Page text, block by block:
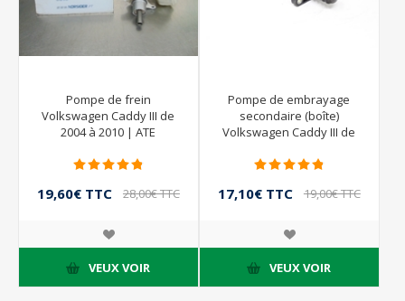
Pompe de frein
Volkswagen Caddy III de
2004 à 2010 | ATE
19,60€ TTC 28,00€ TTC
VEUX VOIR
Pompe de embrayage
secondaire (boîte)
Volkswagen Caddy III de
1K07212610
17,10€ TTC 19,00€ TTC
VEUX VOIR